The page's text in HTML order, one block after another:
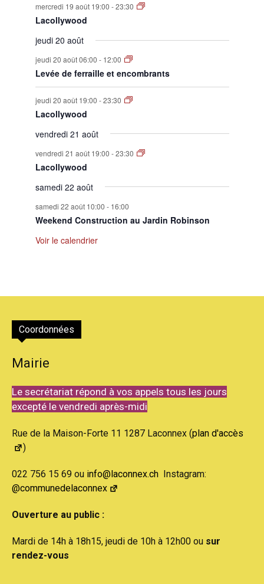
mercredi 19 août 19:00 -23:30
Lacollywood
jeudi 20 août
jeudi 20 août 06:00 - 12:00
Levée de ferraille et encombrants
jeudi 20 août 19:00 -23:30
Lacollywood
vendredi 21 août
vendredi 21 août 19:00 -23:30
Lacollywood
samedi 22 août
samedi 22 août 10:00 - 16:00
Weekend Construction au Jardin Robinson
Voir le calendrier
Coordonnées
Mairie
Le secrétariat répond à vos appels tous les jours
excepté le vendredi après-midi
Rue de la Maison-Forte 11 1287 Laconnex (plan d'accès
)
022 756 15 69 ou info@laconnex.ch Instagram:
@communedelaconnex
Ouverture au public :
Mardi de 14h à 18h15, jeudi de 10h à 12h00 ou sur
rendez-vous